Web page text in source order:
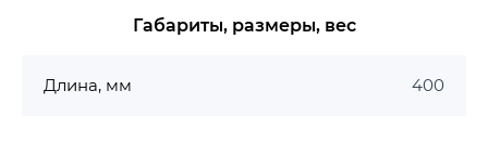
Габариты, размеры, вес
Длина, мм 400